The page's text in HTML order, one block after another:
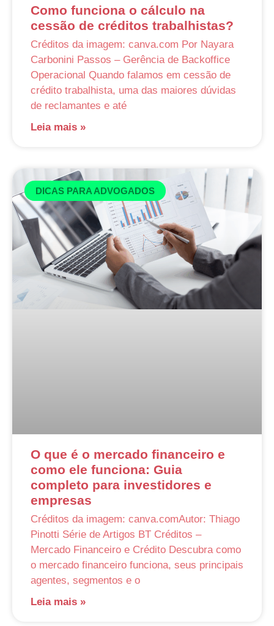
Como funciona o cálculo na
cessão de créditos trabalhistas?
Créditos da imagem: canva.com Por Nayara
Carbonini Passos – Gerência de Backoffice
Operacional Quando falamos em cessão de
crédito trabalhista, uma das maiores dúvidas
de reclamantes e até
Leia mais »
DICAS PARA ADVOGADOS
O que é o mercado financeiro e
como ele funciona: Guia
completo para investidores e
empresas
Créditos da imagem: canva.comAutor: Thiago
Pinotti Série de Artigos BT Créditos –
Mercado Financeiro e Crédito Descubra como
o mercado financeiro funciona, seus principais
agentes, segmentos e o
Leia mais »